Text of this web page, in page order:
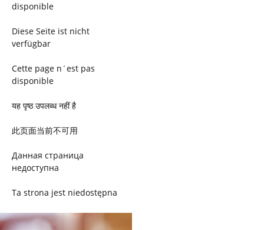
disponible
Diese Seite ist nicht
verfügbar
Cette page n´est pas
disponible
यह पृष्ठ उपलब्ध नहीं है
此页面当前不可用
Данная страница
недоступна
Ta strona jest niedostępna
Trang này không có